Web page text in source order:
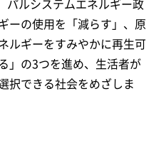
パルシステムエネルギー政
ーの使用を「減らす」、原
ルギーをすみやかに再生可
」の3つを進め、生活者が
択できる社会をめざしま